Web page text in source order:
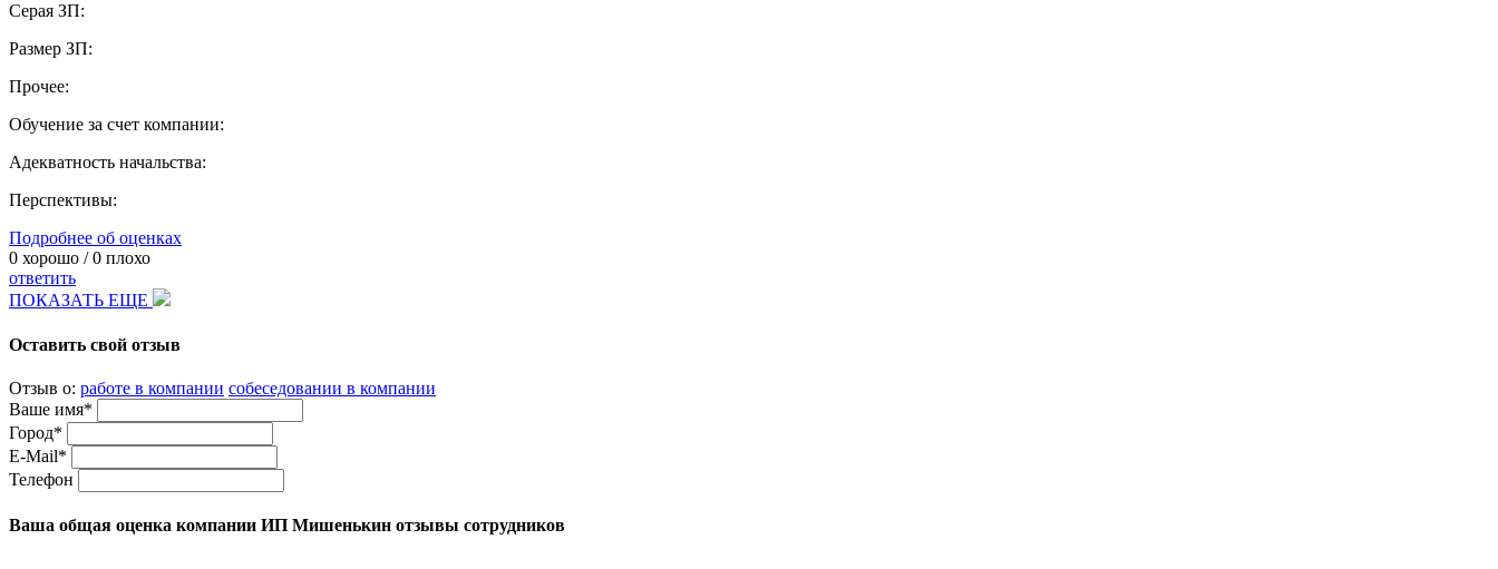
Серая ЗП:
Размер ЗП:
Прочее:
Обучение за счет компании:
Адекватность начальства:
Перспективы:
Подробнее об оценках
0 хорошо /0 плохо
ответить
ПОКАЗАТЬ ЕЩЕ
Оставить свой отзыв
Отзыв о: работе в компании собеседовании в компании
Ваше имя*
Город*
E-Mail*
Телефон
Ваша общая оценка компании ИП Мишенькин отзывы сотрудников